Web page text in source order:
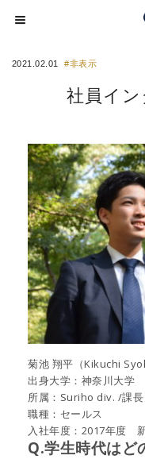
2021.02.01 #非表示
社員イン
菊池 翔平（Kikuchi
出身大学：神奈川大学
所属：Suriho div. /課長
職種：セールス
入社年度：2017年度
Q.学生時代はど